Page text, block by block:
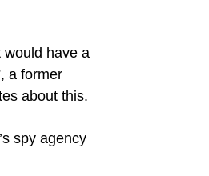
would have a
a former
about this.
’s spy agency